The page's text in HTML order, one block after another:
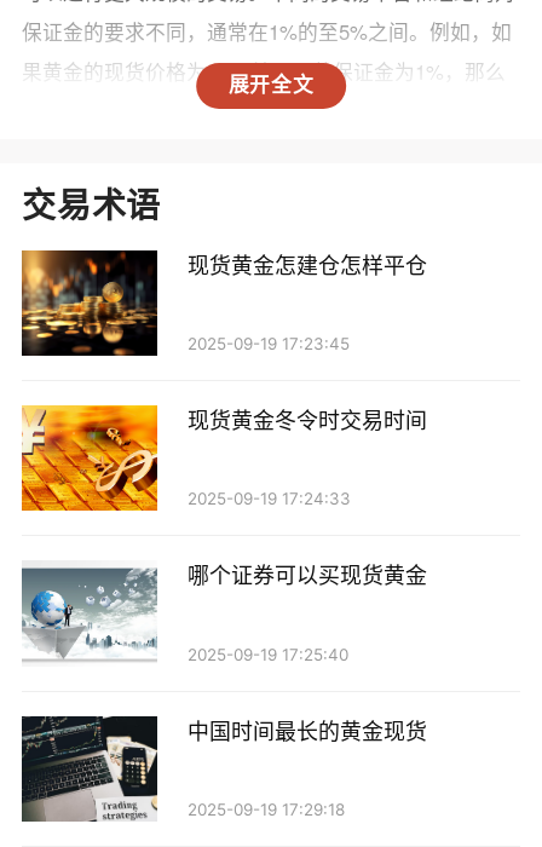
展开全文
保证金的要求不同，通常在1%的至5%之间。例如，如
果黄金的现货价格为1800美元，若保证金为1%，那么
你只需支付18美元的保证金就能控制一手（100盎司）
2. 杠杆效应：现货黄金交易中，杠杆的使用可以放
大收益，但同时也会放大风险。投资者在选择杠杆比例
时，需谨慎考虑自身的风险承受能力。若选择高杠杆，
可能只需少量资金就可以参与交易，但也意味着潜在的
3. 交易费用：除了保证金外，投资者还需考虑交易
费用，包括点差、佣金和其他可能的费用。不同的交易
平台收取的费用各异，因此在选择交易平台时，需仔细
三、初始资金的建议
到2000美元之间。这个资金范围能够让投资者在控制风
险的同时进行适度交易。具体来说：
- 500美元：适合风险承受能力较低的投资者，能够
交易术语
现货黄金怎建仓怎样平仓
2025-09-19 17:23:45
现货黄金冬令时交易时间
2025-09-19 17:24:33
哪个证券可以买现货黄金
2025-09-19 17:25:40
中国时间最长的黄金现货
2025-09-19 17:29:18